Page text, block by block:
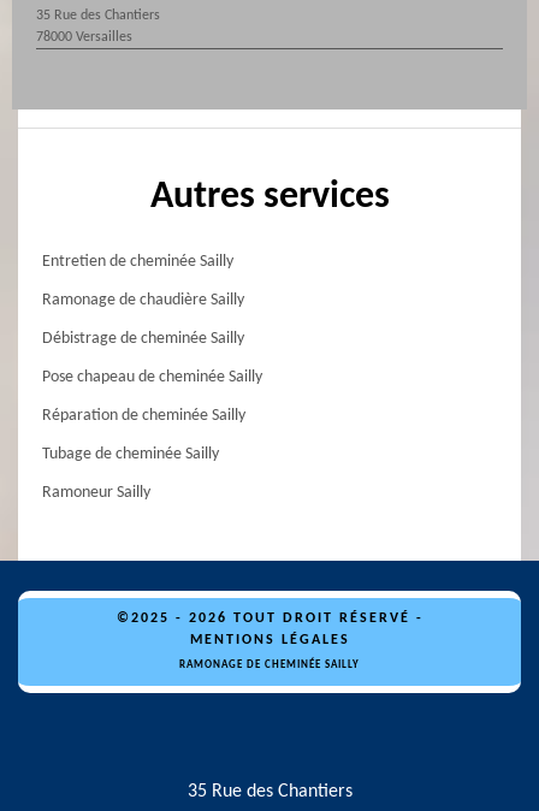
35 Rue des Chantiers
78000 Versailles
Autres services
Entretien de cheminée Sailly
Ramonage de chaudière Sailly
Débistrage de cheminée Sailly
Pose chapeau de cheminée Sailly
Réparation de cheminée Sailly
Tubage de cheminée Sailly
Ramoneur Sailly
©2025 - 2026 TOUT DROIT RÉSERVÉ -
MENTIONS LÉGALES
RAMONAGE DE CHEMINÉE SAILLY
35 Rue des Chantiers